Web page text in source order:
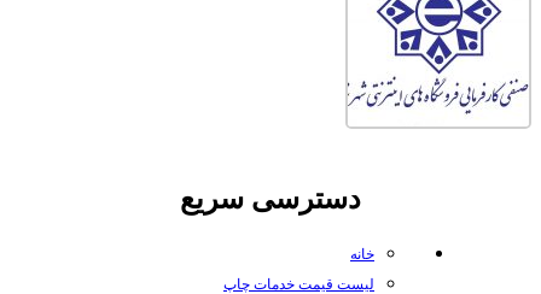
دسترسی سریع
خانه
لیست قیمت خدمات چاپ